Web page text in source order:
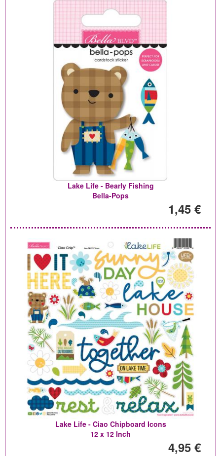
Lake Life - Bearly Fishing
Bella-Pops
1,45 €
Lake Life - Ciao Chipboard Icons
12 x 12 Inch
4,95 €